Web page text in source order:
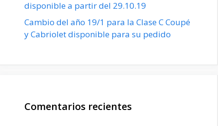
disponible a partir del 29.10.19
Cambio del año 19/1 para la Clase C Coupé
y Cabriolet disponible para su pedido
Comentarios recientes